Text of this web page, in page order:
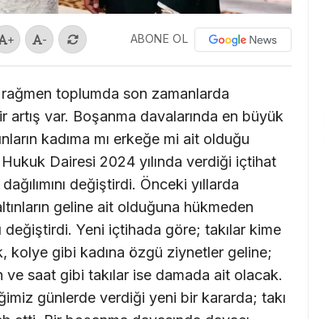
+ - ABONE OL
toplumda son zamanlarda
artış var. Boşanma davalarında en büyük
kadıma mı erkeğe mi ait olduğu
Dairesi 2024 yılında verdiği içtihat
değiştirdi. Önceki yıllarda
geline ait olduğuna hükmeden
değiştirdi. Yeni içtihada göre; takılar kime
kolye gibi kadına özgü ziynetler geline;
ve saat gibi takılar ise damada ait olacak.
günlerde verdiği yeni bir kararda; takı